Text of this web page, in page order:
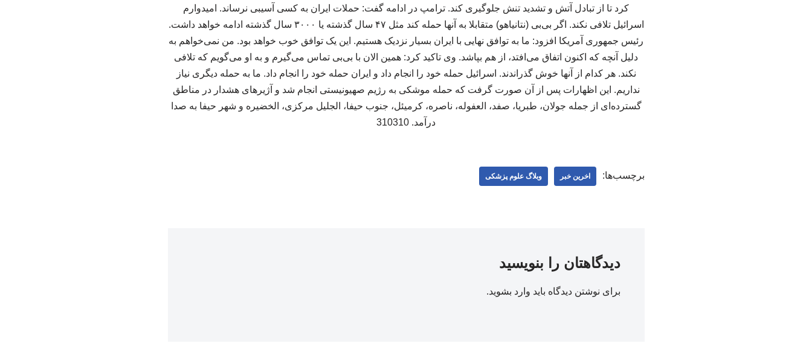
کرد تا از تبادل آتش و تشدید تنش جلوگیری کند. ترامپ در ادامه گفت: حملات ایران به کسی آسیبی نرساند. امیدوارم
اسرائیل تلافی نکند. اگر بی‌بی (نتانیاهو) متقابلا به آنها حمله کند مثل ۴۷ سال گذشته یا ۳۰۰۰ سال گذشته ادامه خواهد داشت.
رئیس جمهوری آمریکا افزود: ما به توافق نهایی با ایران بسیار نزدیک هستیم. این یک توافق خوب خواهد بود. من نمی‌خواهم به
دلیل آنچه که اکنون اتفاق می‌افتد، از هم بپاشد. وی تاکید کرد: همین الان با بی‌بی تماس می‌گیرم و به او می‌گویم که تلافی
نکند. هر کدام از آنها خوش گذراندند. اسرائیل حمله خود را انجام داد و ایران حمله خود را انجام داد. ما به حمله دیگری نیاز
نداریم. این اظهارات پس از آن صورت گرفت که حمله موشکی به رژیم صهیونیستی انجام شد و آژیرهای هشدار در مناطق
گسترده‌ای از جمله جولان، طبریا، صفد، العفوله، ناصره، کرمیئل، جنوب حیفا، الجلیل مرکزی، الخضیره و شهر حیفا به صدا
درآمد. 310310
برچسب‌ها: اخرین خبر وبلاگ علوم پزشکی
دیدگاهتان را بنویسید
برای نوشتن دیدگاه باید وارد بشوید.